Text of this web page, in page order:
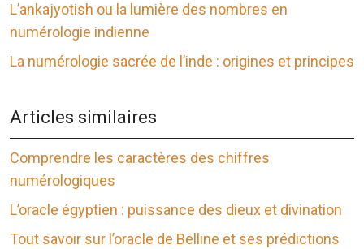
L’ankajyotish ou la lumière des nombres en
numérologie indienne
La numérologie sacrée de l’inde : origines et principes
Articles similaires
Comprendre les caractères des chiffres
numérologiques
L’oracle égyptien : puissance des dieux et divination
Tout savoir sur l’oracle de Belline et ses prédictions